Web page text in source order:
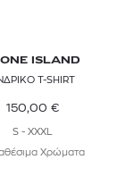
ISLAND
T-SHIRT
150,00 €
S - XXXL
Χρώματα